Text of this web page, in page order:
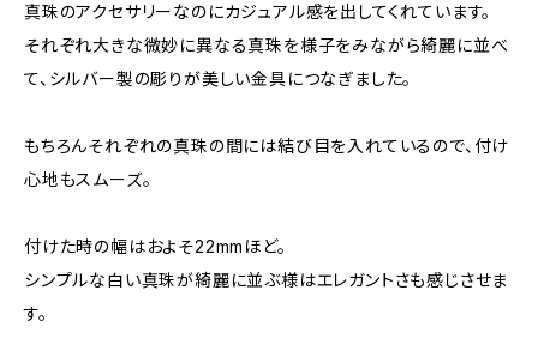
真珠のアクセサリーなのにカジュアル感を出してくれています。
それぞれ大きな微妙に異なる真珠を様子をみながら綺麗に並べ
て、シルバー製の彫りが美しい金具につなぎました。
もちろんそれぞれの真珠の間には結び目を入れているので、付け
心地もスムーズ。
付けた時の幅はおよそ22mmほど。
シンプルな白い真珠が綺麗に並ぶ様はエレガントさも感じさせま
す。